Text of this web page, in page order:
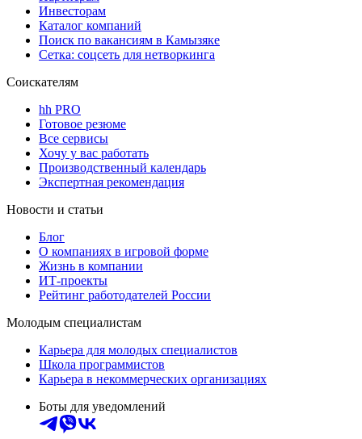
Инвесторам
Каталог компаний
Поиск по вакансиям в Камызяке
Сетка: соцсеть для нетворкинга
Соискателям
hh PRO
Готовое резюме
Все сервисы
Хочу у вас работать
Производственный календарь
Экспертная рекомендация
Новости и статьи
Блог
О компаниях в игровой форме
Жизнь в компании
ИТ-проекты
Рейтинг работодателей России
Молодым специалистам
Карьера для молодых специалистов
Школа программистов
Карьера в некоммерческих организациях
Боты для уведомлений